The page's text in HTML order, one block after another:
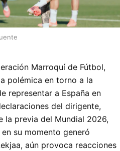
Marroquí de Fútbol,
polémica en torno a la
representar a España en
del dirigente,
la previa del Mundial 2026,
su momento generó
aún provoca reacciones